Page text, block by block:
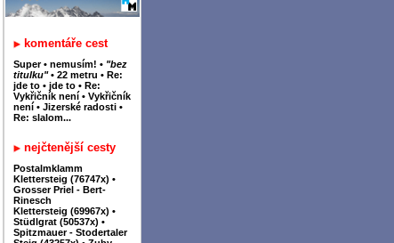
komentáře cest
Super • nemusím! • "bez
titulku" • 22 metru • Re:
jde to • jde to • Re:
Vykřičník není • Vykřičník
není • Jizerské radosti •
Re: slalom...
nejčtenější cesty
Postalmklamm
Klettersteig (76747x) •
Grosser Priel - Bert-
Rinesch
Klettersteig (69967x) •
Stüdlgrat (50537x) •
Spitzmauer - Stodertaler